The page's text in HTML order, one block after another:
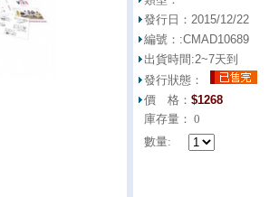
發行日： 2015/12/22
編號：:CMAD10689
出貨時間:2~7天到
發行狀態：
價 格： $1268
庫存量： 0
數量: